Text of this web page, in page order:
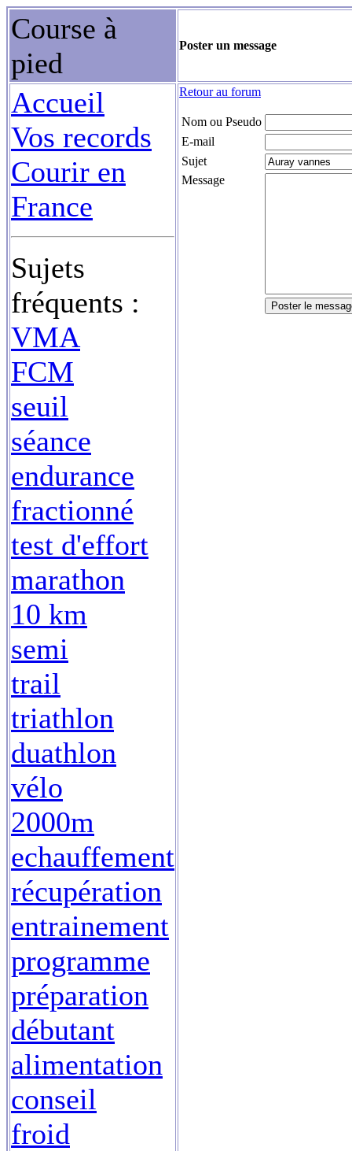
Course à
pied
Poster un message
Accueil
Vos records
Courir en
France
Sujets
fréquents :
VMA
FCM
seuil
séance
endurance
fractionné
test d'effort
marathon
10 km
semi
trail
triathlon
duathlon
vélo
2000m
echauffement
récupération
entrainement
programme
préparation
débutant
alimentation
conseil
froid
Retour au forum
Nom ou Pseudo
E-mail
Sujet
Message